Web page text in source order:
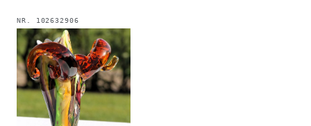
NR. 102632906